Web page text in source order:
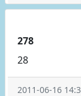
278
28
2011-06-16